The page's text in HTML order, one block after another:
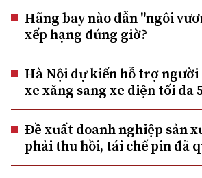
Hãng bay nào dẫn "ngôi
xếp hạng đúng giờ?
Hà Nội dự kiến hỗ trợ
xe xăng sang xe điện tối đa
Đề xuất doanh nghiệp sản
phải thu hồi, tái chế pin đã